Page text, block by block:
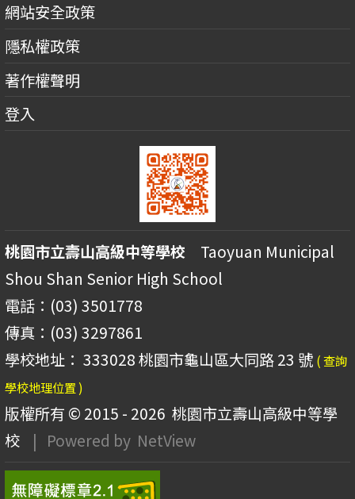
網站安全政策
隱私權政策
著作權聲明
登入
桃園市立壽山高級中等學校 Taoyuan Municipal
Shou Shan Senior High School
電話：(03) 3501778
傳真：(03) 3297861
學校地址： 333028 桃園市龜山區大同路 23 號 ( 查詢
學校地理位置 )
版權所有 © 2015 - 2026 桃園市立壽山高級中等學
校
| Powered by NetView